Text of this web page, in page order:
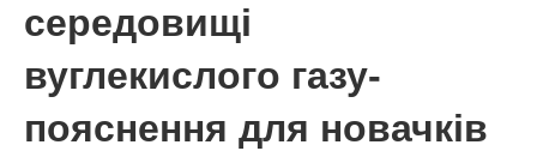
середовищі
вуглекислого газу-
пояснення для новачків